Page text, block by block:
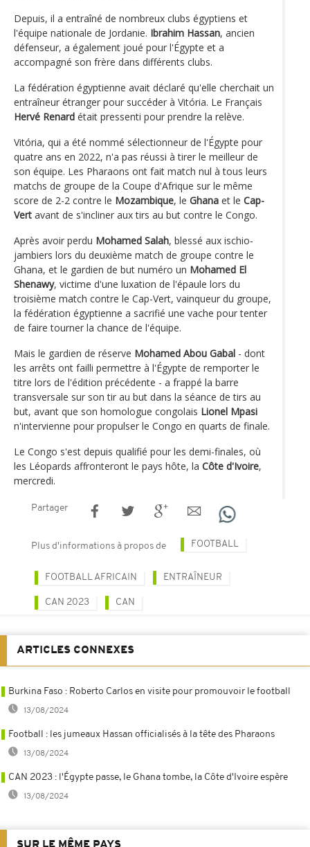
Depuis, il a entraîné de nombreux clubs égyptiens et
l'équipe nationale de Jordanie. Ibrahim Hassan, ancien
défenseur, a également joué pour l'Égypte et a
accompagné son frère dans différents clubs.
La fédération égyptienne avait déclaré qu'elle cherchait un
entraîneur étranger pour succéder à Vitória. Le Français
Hervé Renard était pressenti pour prendre la relève.
Vitória, qui a été nommé sélectionneur de l'Égypte pour
quatre ans en 2022, n'a pas réussi à tirer le meilleur de
son équipe. Les Pharaons ont fait match nul à tous leurs
matchs de groupe de la Coupe d'Afrique sur le même
score de 2-2 contre le Mozambique, le Ghana et le Cap-
Vert avant de s'incliner aux tirs au but contre le Congo.
Après avoir perdu Mohamed Salah, blessé aux ischio-
jambiers lors du deuxième match de groupe contre le
Ghana, et le gardien de but numéro un Mohamed El
Shenawy, victime d'une luxation de l'épaule lors du
troisième match contre le Cap-Vert, vainqueur du groupe,
la fédération égyptienne a sacrifié une vache pour tenter
de faire tourner la chance de l'équipe.
Mais le gardien de réserve Mohamed Abou Gabal - dont
les arrêts ont failli permettre à l'Égypte de remporter le
titre lors de l'édition précédente - a frappé la barre
transversale sur son tir au but dans la séance de tirs au
but, avant que son homologue congolais Lionel Mpasi
n'intervienne pour propulser le Congo en quarts de finale.
Le Congo s'est depuis qualifié pour les demi-finales, où
les Léopards affronteront le pays hôte, la Côte d'Ivoire,
mercredi.
Partager
Plus d'informations à propos de FOOTBALL
FOOTBALL AFRICAIN ENTRAÎNEUR
CAN 2023 CAN
ARTICLES CONNEXES
Burkina Faso : Roberto Carlos en visite pour promouvoir le football
13/08/2024
Football : les jumeaux Hassan officialisés à la tête des Pharaons
13/08/2024
CAN 2023 : l'Égypte passe, le Ghana tombe, la Côte d'Ivoire espère
13/08/2024